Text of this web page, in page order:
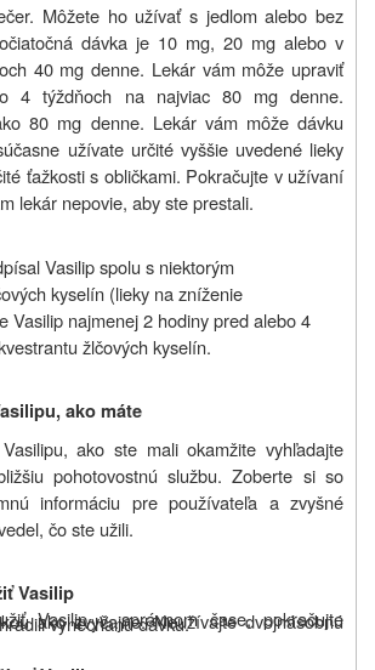
Môžete ho užívať s jedlom alebo bez
dávka je 10 mg, 20 mg alebo v
40 mg denne. Lekár vám môže upraviť
4 týždňoch na najviac 80 mg denne.
80 mg denne. Lekár vám môže dávku
užívate určité vyššie uvedené lieky
ťažkosti s obličkami. Pokračujte v užívaní
lekár nepovie, aby ste prestali.
Vasilip spolu s niektorým
kyselín (lieky na zníženie
Vasilip najmenej 2 hodiny pred alebo 4
žlčových kyselín.
ako máte
ako ste mali okamžite vyhľadajte
pohotovostnú službu. Zoberte si so
informáciu pre používateľa a zvyšné
čo ste užili.
Vasilip
nasledujúcou dávkou ako zvyčajne.
aby ste nahradili vynechanú dávku.